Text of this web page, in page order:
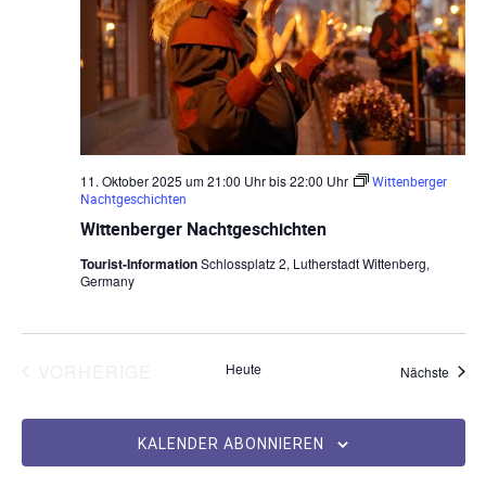
Wittenberger Nachtgeschichten
11. Oktober 2025 um 21:00 Uhrbis22:00 Uhr
Wittenberger
Nachtgeschichten
Tourist-InformationSchlossplatz 2, Lutherstadt Wittenberg,
Germany
VERANSTALTUNGEN
Heute Nächste
KALENDER ABONNIEREN